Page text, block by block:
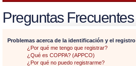
Preguntas Frecuentes
Problemas acerca de la identificación y el registro
¿Por qué me tengo que registrar?
¿Qué es COPPA? (APPCO)
¿Por qué no puedo registrarme?